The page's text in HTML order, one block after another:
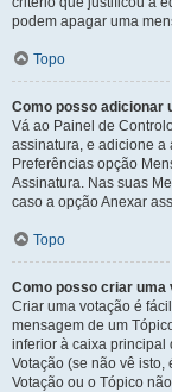
podem apagar uma
Topo
Como posso adicionar
Vá ao Painel de
assinatura, e adicione a
Preferências opção
Assinatura. Nas suas
caso a opção Anexar
Topo
Como posso criar uma
Criar uma votação é
mensagem de um
inferior à caixa principal
Votação (se não vê
Votação ou o Tópico